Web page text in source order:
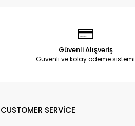
Güvenli Alışveriş
Güvenli ve kolay ödeme sistemi
CUSTOMER SERVİCE